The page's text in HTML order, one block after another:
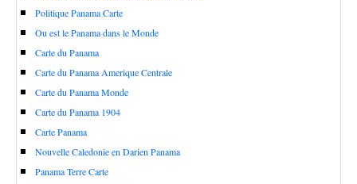
Politique Panama Carte
Ou est le Panama dans le Monde
Carte du Panama
Carte du Panama Amerique Centrale
Carte du Panama Monde
Carte du Panama 1904
Carte Panama
Nouvelle Caledonie en Darien Panama
Panama Terre Carte